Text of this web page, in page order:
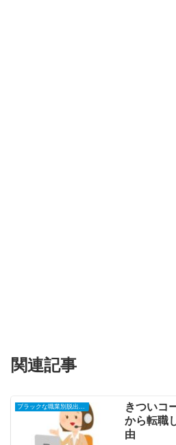
関連記事
ブラックな職業別脱出・転職
きついコ
から転職
由